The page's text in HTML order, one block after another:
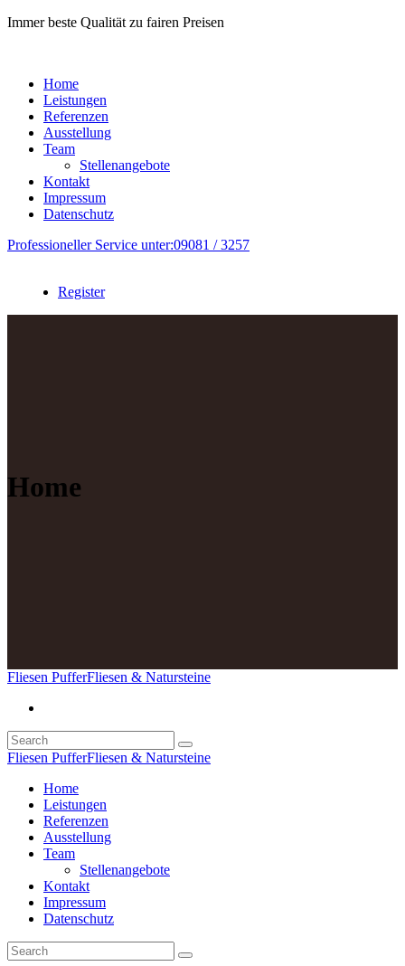
Immerbeste Qualität zu fairen Preisen
Home
Leistungen
Referenzen
Ausstellung
Team
Stellenangebote
Kontakt
Impressum
Datenschutz
Professioneller Service unter:09081 / 3257
Register
Home
Fliesen PufferFliesen & Natursteine
Fliesen PufferFliesen & Natursteine
Home
Leistungen
Referenzen
Ausstellung
Team
Stellenangebote
Kontakt
Impressum
Datenschutz